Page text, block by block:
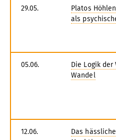
29.05.
Platos
als
05.06.
Die Logik der
Wandel
12.06.
Das